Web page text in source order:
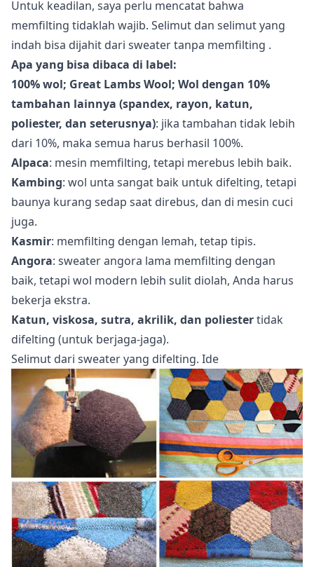
Untuk keadilan, saya perlu mencatat bahwa
memfilting tidaklah wajib. Selimut dan selimut yang
indah bisa dijahit dari sweatertanpa memfilting .
Apa yang bisa dibaca di label:
100% wol; Great Lambs Wool; Wol dengan 10%
tambahan lainnya (spandex, rayon, katun,
poliester, dan seterusnya): jika tambahan tidak lebih
dari 10%, maka semua harus berhasil 100%.
Alpaca: mesin memfilting, tetapi merebus lebih baik.
Kambing: wol unta sangat baik untuk difelting, tetapi
baunya kurang sedap saat direbus, dan di mesin cuci
juga.
Kasmir: memfilting dengan lemah, tetap tipis.
Angora: sweater angora lama memfilting dengan
baik, tetapi wol modern lebih sulit diolah, Anda harus
bekerja ekstra.
Katun, viskosa, sutra, akrilik, dan poliestertidak
difelting (untuk berjaga-jaga).
Selimut dari sweater yang difelting. Ide